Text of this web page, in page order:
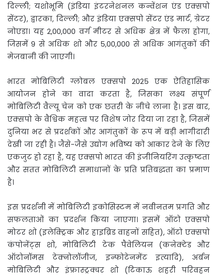
दिल्ली; यशोभूमि (इंडिया इंटरनेशनल कन्वेंशन एंड एक्सपो
सेंटर), द्वारका, दिल्ली; और इंडिया एक्सपो सेंटर एंड मार्ट, ग्रेटर
नोएडा। यह 2,00,000 वर्ग मीटर से अधिक क्षेत्र में फैला होगा,
जिसमें 9 से अधिक शो और 5,00,000 से अधिक आगंतुकों की
मेजबानी की जाएगी।
भारत मोबिलिटी ग्लोबल एक्सपो 2025 एक ऐतिहासिक
आयोजन होने का वादा करता है, जिसका लक्ष्य संपूर्ण
मोबिलिटी वैल्यू चेन को एक छतरी के नीचे लाना है। इस बार,
एक्सपो के वैश्विक महत्व पर विशेष जोर दिया जा रहा है, जिसमें
दुनिया भर से प्रदर्शकों और आगंतुकों के रूप में बड़ी भागीदारी
देखी जा रही है। जैसे-जैसे उद्योग भविष्य को आकार देने के लिए
एकजुट हो रहा है, यह एक्सपो भारत की इंजीनियरिंग उत्कृष्टता
और सतत मोबिलिटी समाधानों के प्रति प्रतिबद्धता का प्रमाण
है।
इस प्रदर्शनी में मोबिलिटी इकोसिस्टम में नवीनतम प्रगति और
सफलताओं का प्रदर्शन किया जाएगा। इसमें ऑटो एक्सपो
मोटर शो (इलेक्ट्रिक और हाइब्रिड वाहनों सहित), ऑटो एक्सपो
कंपोनेंट्स शो, मोबिलिटी टेक पैवेलियन (कनेक्टेड और
ऑटोनॉमस टेक्नोलॉजीज, इन्फोटेनमेंट इत्यादि), अर्बन
मोबिलिटी और इंफ्रास्ट्रक्चर शो (टिकाऊ शहरी परिवहन